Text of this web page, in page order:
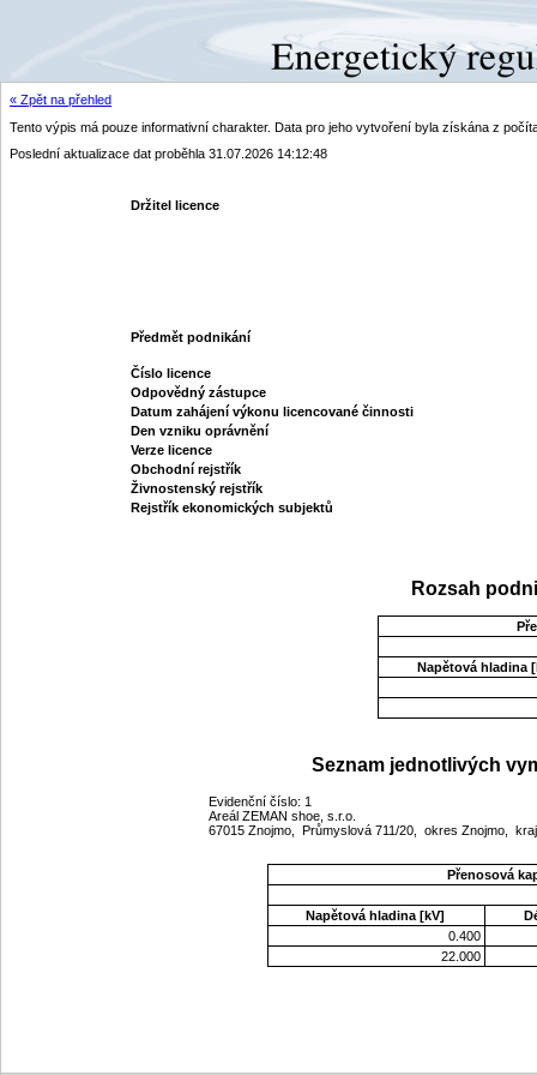
« Zpět na přehled
Tento výpis má pouze informativní charakter. Data pro jeho vytvoření byla získána z
Poslední aktualizace dat proběhla 31.07.2026 14:12:48
Držitel licence
Předmět podnikání
Číslo licence
Odpovědný zástupce
Datum zahájení výkonu licencované činnosti
Den vzniku oprávnění
Verze licence
Obchodní rejstřík
Živnostenský rejstřík
Rejstřík ekonomických subjektů
Rozsah
Napětová hladina
Seznam jednotlivých
Evidenční číslo: 1
Areál ZEMAN shoe, s.r.o.
67015 Znojmo, Průmyslová 711/20, okres Znojmo,
Přenosová
Napětová hladina [kV]
0.400
22.000